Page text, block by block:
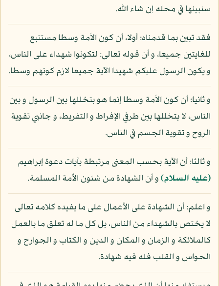
سنبينها في محله إن شاء الله.
فقد تبين بما قدمناه: أولا، أن كون الأمة وسطا مستتبع
للغايتين جميعا، و أن قوله تعالى: لتكونوا شهداء على الناس،
و يكون الرسول عليكم شهيدا الآية جميعا لازم كونهم وسطا.
و ثانيا: أن كون الأمة وسطا إنما هو بتخللها بين الرسول و بين
الناس، لا بتخللها بين طرفي الإفراط و التفريط، و جانبي تقوية
الروح و تقوية الجسم في الناس.
و ثالثا: أن الآية بحسب المعنى مرتبطة بآيات دعوة إبراهيم
(عليه السلام)و أن الشهادة من شئون الأمة المسلمة.
و اعلم: أن الشهادة على الأعمال على ما يفيده كلامه تعالى
لا يختص بالشهداء من الناس، بل كل ما له تعلق ما بالعمل
كالملائكة و الزمان و المكان و الدين و الكتاب و الجوارح و
الحواس و القلب فله فيه شهادة.